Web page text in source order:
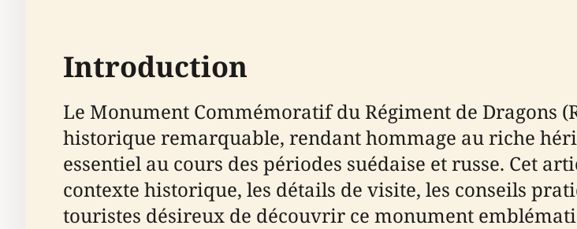
Introduction
Le Monument Commémoratif du Régiment de Dragons
historique remarquable, rendant hommage au riche
essentiel au cours des périodes suédaise et russe. Cet
contexte historique, les détails de visite, les conseils
touristes désireux de découvrir ce monument